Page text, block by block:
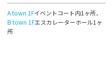
A town 1Fイベントコート内1ヶ所、
B town 1Fエスカレーターホール1ヶ
所